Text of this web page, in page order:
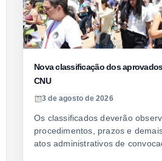
Nova classificação dos
CNU
3 de agosto de 2026
Os classificados deverão
procedimentos, prazos e
atos administrativos de